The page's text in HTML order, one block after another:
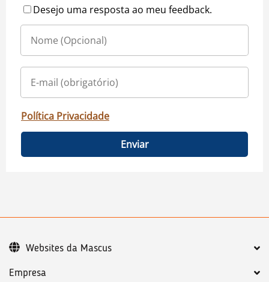
Desejo uma resposta ao meu feedback.
Política Privacidade
Enviar
Empresa
Websites da Mascus